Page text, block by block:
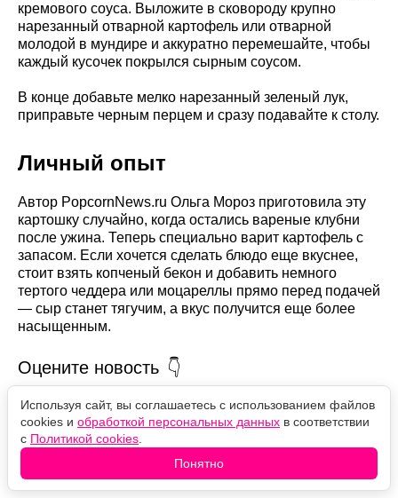
кремового соуса. Выложите в сковороду крупно
нарезанный отварной картофель или отварной
молодой в мундире и аккуратно перемешайте, чтобы
каждый кусочек покрылся сырным соусом.
В конце добавьте мелко нарезанный зеленый лук,
приправьте черным перцем и сразу подавайте к столу.
Личный опыт
Автор PopcornNews.ru Ольга Мороз приготовила эту
картошку случайно, когда остались вареные клубни
после ужина. Теперь специально варит картофель с
запасом. Если хочется сделать блюдо еще вкуснее,
стоит взять копченый бекон и добавить немного
тертого чеддера или моцареллы прямо перед подачей
— сыр станет тягучим, а вкус получится еще более
насыщенным.
Оцените новость
❤️ 50 🙏 6 😹 2 🙀 3 😿 1
Используя сайт, вы соглашаетесь с использованием файлов
cookies и обработкой персональных данных в соответствии
с Политикой cookies
Понятно